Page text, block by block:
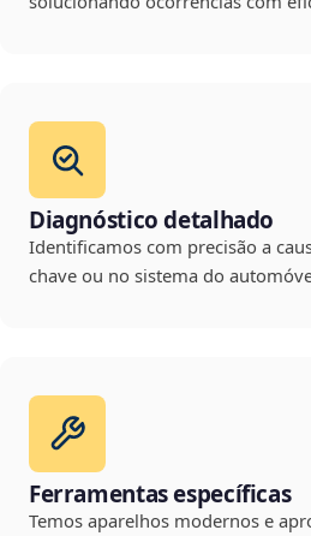
Diagnóstico detalhado
Identificamos com precisão a
chave ou no sistema do
Ferramentas específicas
Temos aparelhos modernos e